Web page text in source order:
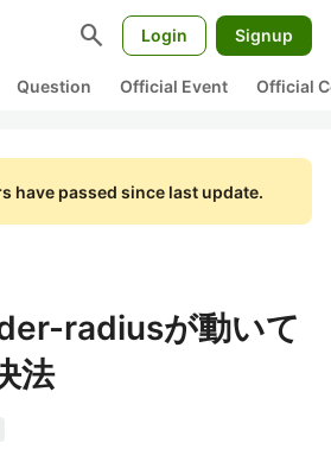
search Login Signup
Question Official Event Official
have passed since last update.
radiusが動いて
法